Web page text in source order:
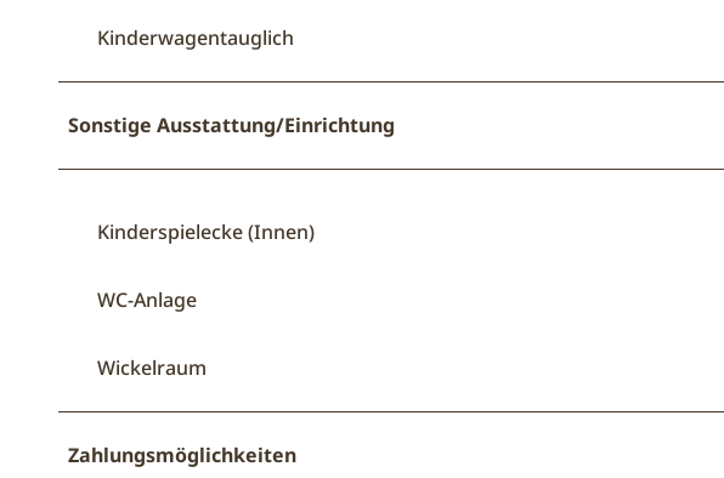
Kinderwagentauglich
Sonstige Ausstattung/Einrichtung
Kinderspielecke (Innen)
WC-Anlage
Wickelraum
Zahlungsmöglichkeiten